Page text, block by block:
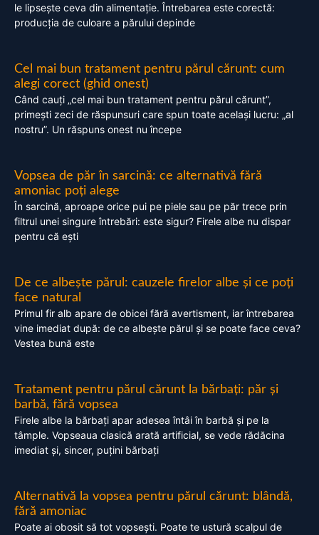
le lipsește ceva din alimentație. Întrebarea este corectă:
producția de culoare a părului depinde
Cel mai bun tratament pentru părul cărunt: cum
alegi corect (ghid onest)
Când cauți „cel mai bun tratament pentru părul cărunt”,
primești zeci de răspunsuri care spun toate același lucru: „al
nostru”. Un răspuns onest nu începe
Vopsea de păr în sarcină: ce alternativă fără
amoniac poți alege
În sarcină, aproape orice pui pe piele sau pe păr trece prin
filtrul unei singure întrebări: este sigur? Firele albe nu dispar
pentru că ești
De ce albește părul: cauzele firelor albe și ce poți
face natural
Primul fir alb apare de obicei fără avertisment, iar întrebarea
vine imediat după: de ce albește părul și se poate face ceva?
Vestea bună este
Tratament pentru părul cărunt la bărbați: păr și
barbă, fără vopsea
Firele albe la bărbați apar adesea întâi în barbă și pe la
tâmple. Vopseaua clasică arată artificial, se vede rădăcina
imediat și, sincer, puțini bărbați
Alternativă la vopsea pentru părul cărunt: blândă,
fără amoniac
Poate ai obosit să tot vopsești. Poate te ustură scalpul de